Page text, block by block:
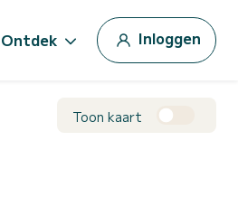
Ontdek Inloggen
Toon kaart